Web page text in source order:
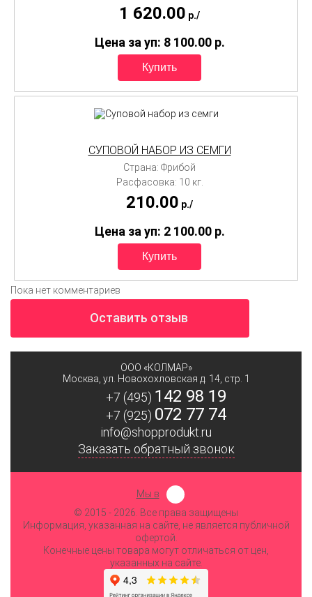
1 620.00 p./
Цена за уп: 8 100.00 p.
СУПОВОЙ НАБОР ИЗ СЕМГИ
Страна: Фрибой
Расфасовка: 10 кг.
210.00 p./
Цена за уп: 2 100.00 p.
Пока нет комментариев
Оставить отзыв
ООО «КОЛМАР»
Москва, ул. Новохохловская д. 14, стр. 1
+7 (495) 142 98 19
+7 (925) 072 77 74
info@shopprodukt.ru
Заказать обратный звонок
Мы в
© 2015 - 2026. Все права защищены
Информация, указанная на сайте, не является публичной
офертой.
Конечные цены товара могут отличаться от цен,
указанных на сайте.